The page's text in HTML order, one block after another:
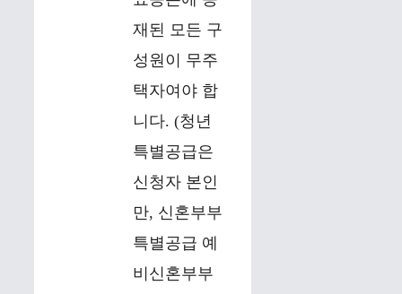
재된 모든 구
성원이 무주
택자여야 합
니다. (청년
특별공급은
신청자 본인
만, 신혼부부
특별공급 예
비신혼부부